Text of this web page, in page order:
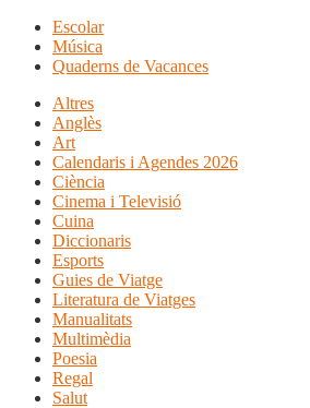
Escolar
Música
Quaderns de Vacances
Altres
Anglès
Art
Calendaris i Agendes 2026
Ciència
Cinema i Televisió
Cuina
Diccionaris
Esports
Guies de Viatge
Literatura de Viatges
Manualitats
Multimèdia
Poesia
Regal
Salut